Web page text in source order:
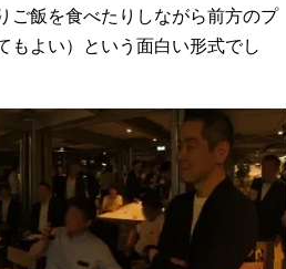
ご飯を食べたりしながら前方のプ
もよい）という面白い形式でし